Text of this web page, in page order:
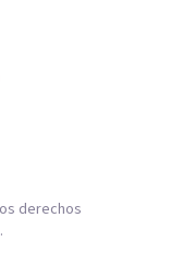
derechos
.